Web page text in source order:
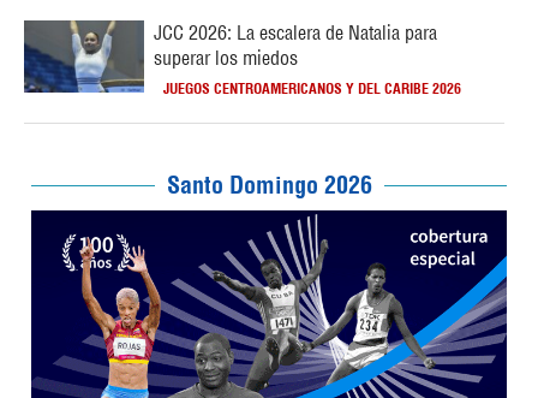
JCC 2026: La escalera de Natalia para
superar los miedos
JUEGOS CENTROAMERICANOS Y DEL CARIBE 2026
Santo Domingo 2026